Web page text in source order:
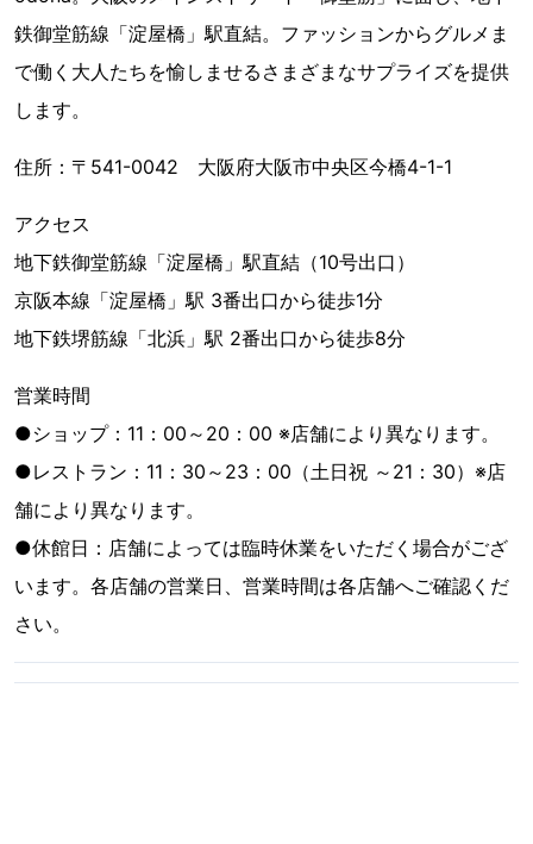
鉄御堂筋線「淀屋橋」駅直結。ファッションからグルメま
で働く大人たちを愉しませるさまざまなサプライズを提供
します。
住所：〒541-0042 大阪府大阪市中央区今橋4-1-1
アクセス
地下鉄御堂筋線「淀屋橋」駅直結（10号出口）
京阪本線「淀屋橋」駅 3番出口から徒歩1分
地下鉄堺筋線「北浜」駅 2番出口から徒歩8分
営業時間
●ショップ：11：00～20：00 ※店舗により異なります。
●レストラン：11：30～23：00（土日祝 ～21：30）※店
舗により異なります。
●休館日：店舗によっては臨時休業をいただく場合がござ
います。各店舗の営業日、営業時間は各店舗へご確認くだ
さい。